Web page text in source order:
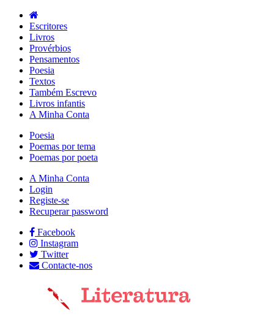
Escritores
Livros
Provérbios
Pensamentos
Poesia
Textos
Também Escrevo
Livros infantis
A Minha Conta
Poesia
Poemas por tema
Poemas por poeta
A Minha Conta
Login
Registe-se
Recuperar password
Facebook
Instagram
Twitter
Contacte-nos